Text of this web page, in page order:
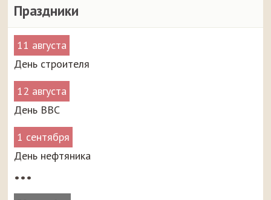
Праздники
11 августа
День строителя
12 августа
День ВВС
1 сентября
День нефтяника
•••